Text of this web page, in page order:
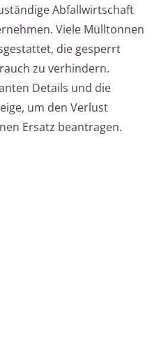
Abfallwirtschaft
Viele Mülltonnen
die gesperrt
zu verhindern.
Details und die
um den Verlust
Ersatz beantragen.